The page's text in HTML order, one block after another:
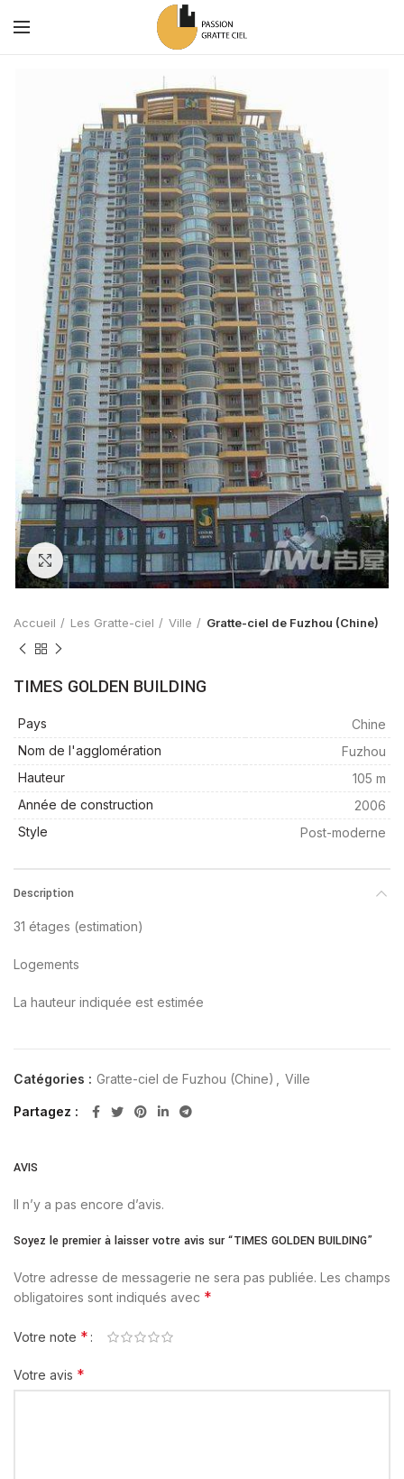
Zoom
Accueil Les Gratte-ciel Ville Gratte-ciel de Fuzhou (Chine)
TIMES GOLDEN BUILDING
Pays
Chine
Nom de l'agglomération
Fuzhou
Hauteur
105 m
Année de construction
2006
Style
Post-moderne
Description
31 étages (estimation)
Logements
La hauteur indiquée est estimée
Catégories : Gratte-ciel de Fuzhou (Chine) Ville
Partagez
AVIS
Il n’y a pas encore d’avis.
Soyez le premier à laisser votre avis sur “TIMES GOLDEN BUILDING”
Votre adresse de messagerie ne sera pas publiée. Les champs
obligatoires sont indiqués avec *
Votre note *
Votre avis *